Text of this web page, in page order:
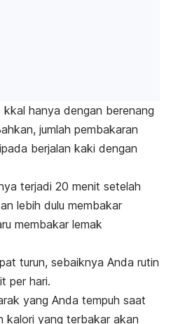
hanya dengan berenang
jumlah pembakaran
berjalan kaki dengan
terjadi 20 menit setelah
lebih dulu membakar
membakar lemak
turun, sebaiknya Anda rutin
per hari.
yang Anda tempuh saat
kalori yang terbakar akan